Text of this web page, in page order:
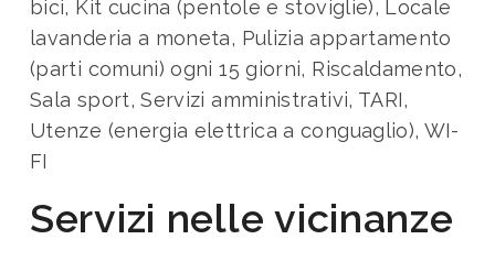
bici, Kit cucina (pentole e stoviglie), Locale
lavanderia a moneta, Pulizia appartamento
(parti comuni) ogni 15 giorni, Riscaldamento,
Sala sport, Servizi amministrativi, TARI,
Utenze (energia elettrica a conguaglio), WI-
FI
Servizi nelle vicinanze